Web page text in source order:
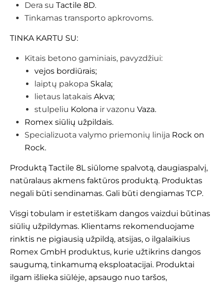
Dera su Tactile 8D.
Tinkamas transporto apkrovoms.
TINKA KARTU SU:
Kitais betono gaminiais, pavyzdžiui:
vejos bordiūrais;
laiptų pakopa Skala;
lietaus latakais Akva;
stulpeliu Kolona ir vazonu Vaza.
Romex siūlių užpildais.
Specializuota valymo priemonių linija Rock on
Rock.
Produktą Tactile 8L siūlome spalvotą, daugiaspalvį,
natūralaus akmens faktūros produktą. Produktas
negali būti sendinamas. Gali būti dengiamas TCP.
Visgi tobulam ir estetiškam dangos vaizdui būtinas
siūlių užpildymas. Klientams rekomenduojame
rinktis ne pigiausią užpildą, atsijas, o ilgalaikius
Romex GmbH produktus, kurie užtikrins dangos
saugumą, tinkamumą eksploatacijai. Produktai
ilgam išlieka siūlėje, apsaugo nuo taršos,